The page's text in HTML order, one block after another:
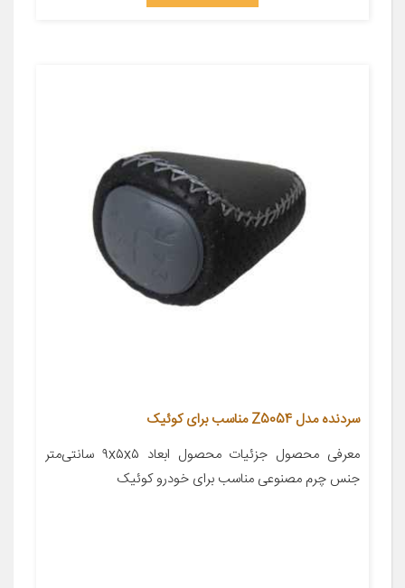
سردنده مدل Z5054 مناسب برای کوئیک
معرفی محصول جزئیات محصول ابعاد ۹x۵x۵ سانتی‌متر
جنس چرم مصنوعی مناسب برای خودرو کوئیک